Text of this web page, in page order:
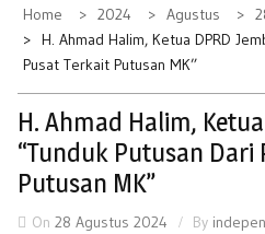
Home 2024 Agustus
H. Ahmad Halim, Ketua DPRD
Pusat Terkait Putusan MK”
H. Ahmad Halim,
“Tunduk Putusan Dari
Putusan MK”
On 28 Agustus 2024 By